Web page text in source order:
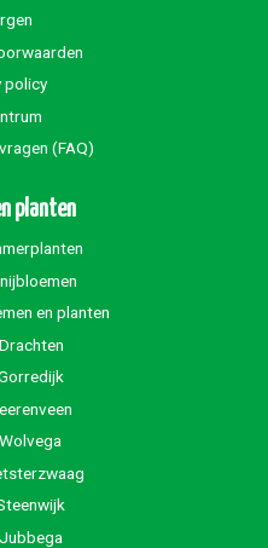
policy
(FAQ)
planten
en planten